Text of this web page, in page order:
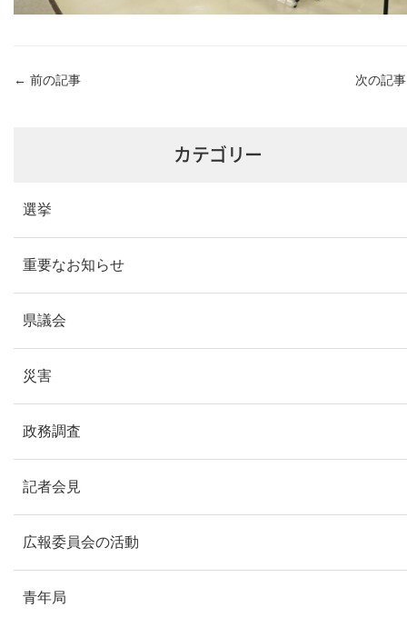
← 前の記事 次の記
カテゴリー
選挙
重要なお知らせ
県議会
災害
政務調査
記者会見
広報委員会の活動
青年局